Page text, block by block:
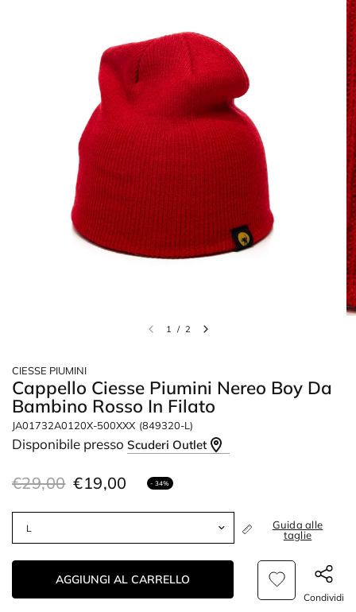
1 / 2
CIESSE PIUMINI
Cappello Ciesse Piumini Nereo Boy Da
Bambino Rosso In Filato
JA01732A0120X-500XXX (849320-L)
Disponibile pressoScuderi Outlet
€29,00 €19,00 - 34%
Guida alle
taglie
AGGIUNGI AL CARRELLO
Condividi